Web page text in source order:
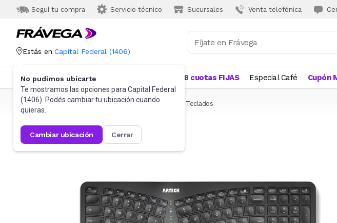
Seguí tu compra Servicio técnico Sucursales Venta telefónica
Estás en Capital Federal (1406)
No pudimos ubicarte
Te mostramos las opciones para Capital Federal
(1406). Podés cambiar tu ubicación cuando
quieras.
cambiar ubicación cerrar
Categorías Más Vendidos 18 cuotas FIJAS Especial Café Cupón
Frávega Informática Accesorios de Informática Teclados